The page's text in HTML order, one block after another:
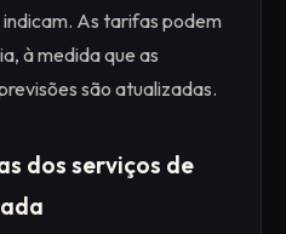
As tarifas podem
à medida que as
são atualizadas.
dos serviços de